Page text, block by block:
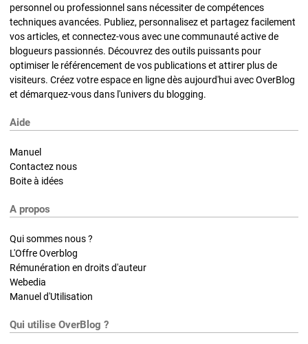
personnel ou professionnel sans nécessiter de compétences
techniques avancées. Publiez, personnalisez et partagez facilement
vos articles, et connectez-vous avec une communauté active de
blogueurs passionnés. Découvrez des outils puissants pour
optimiser le référencement de vos publications et attirer plus de
visiteurs. Créez votre espace en ligne dès aujourd'hui avec OverBlog
et démarquez-vous dans l'univers du blogging.
Aide
Manuel
Contactez nous
Boite à idées
A propos
Qui sommes nous ?
L'Offre Overblog
Rémunération en droits d'auteur
Webedia
Manuel d'Utilisation
Qui utilise OverBlog ?